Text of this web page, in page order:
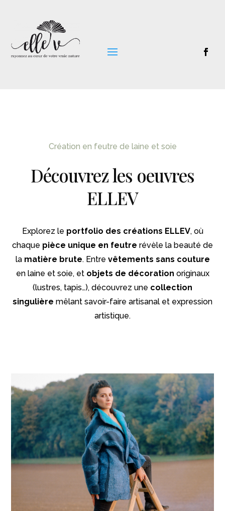
Création en feutre de laine et soie
Découvrez les oeuvres
ELLEV
Explorez le portfolio des créations ELLEV, où
chaque pièce unique en feutre révèle la beauté de
la matière brute. Entre vêtements sans couture
en laine et soie, et objets de décoration originaux
(lustres, tapis…), découvrez une collection
singulière mêlant savoir-faire artisanal et expression
artistique.